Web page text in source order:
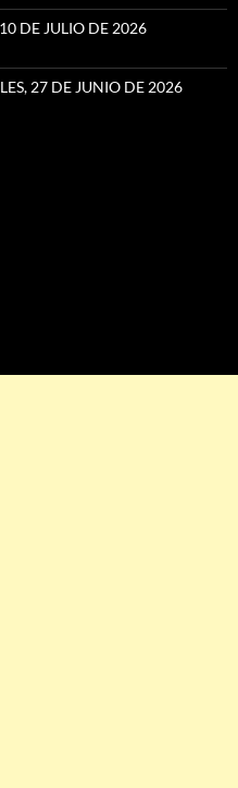
DE JULIO DE 2026
27 DE JUNIO DE 2026